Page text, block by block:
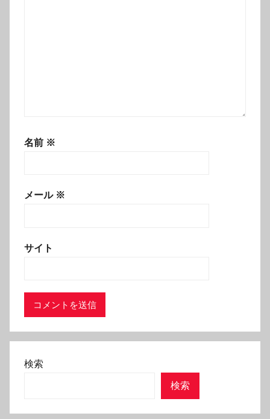
名前 ※
メール ※
サイト
検索
検索